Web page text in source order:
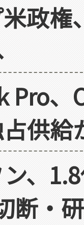
米政
Pro
供給
、
断・